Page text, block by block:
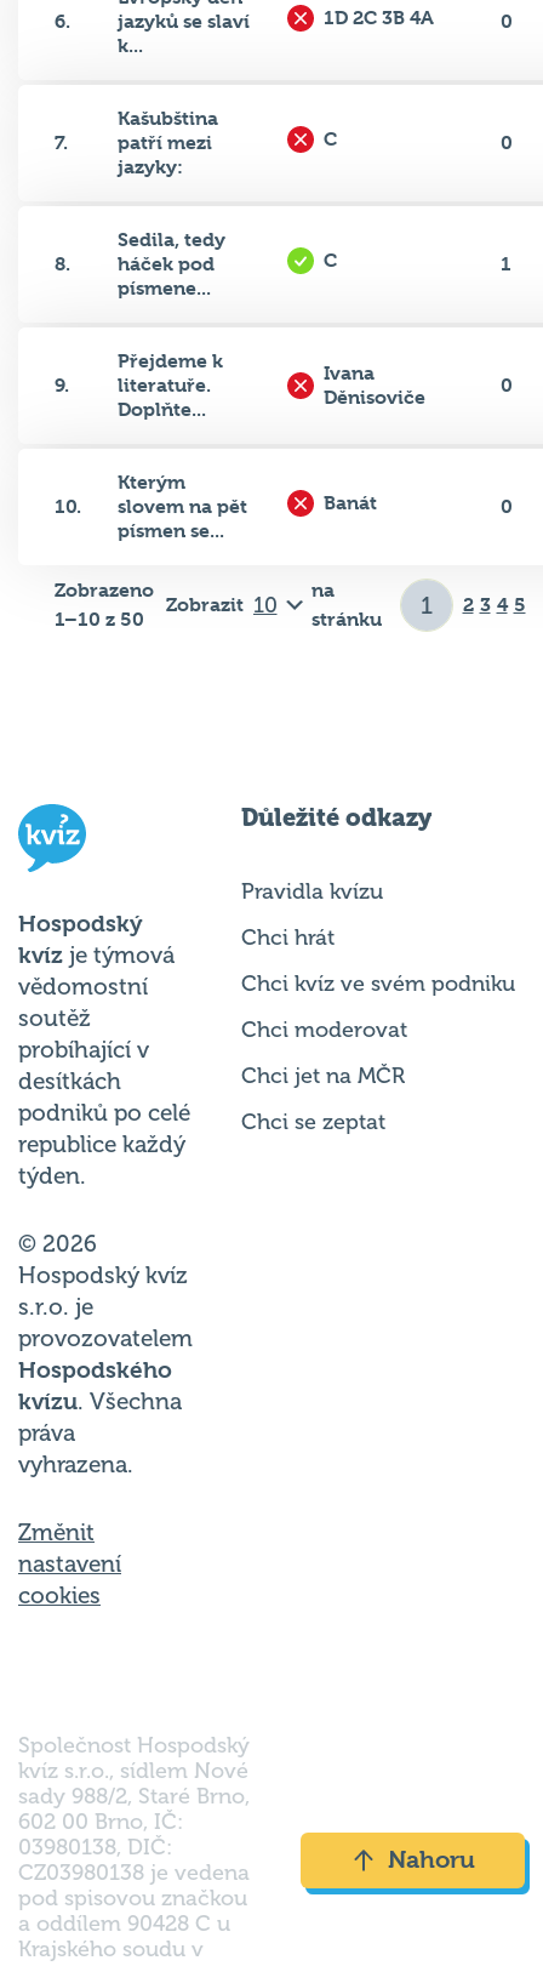
6.
jazyků se slaví
k...
1D 2C 3B 4A 0
7.
Kašubština
patří mezi
jazyky:
C 0
8.
Sedila, tedy
háček pod
písmene...
C 1
9.
Přejdeme k
literatuře.
Doplňte...
Ivana
Děnisoviče
0
10.
Kterým
slovem na pět
písmen se...
Banát 0
Zobrazeno
1–10 z 50
Zobrazit
na
stránku
2 3 4 5
Hospodský
kvíz je týmová
vědomostní
soutěž
probíhající v
desítkách
podniků po celé
republice každý
týden.
© 2026
Hospodský kvíz
s.r.o. je
provozovatelem
Hospodského
kvízu. Všechna
práva
vyhrazena.
Změnit
nastavení
cookies
Důležité odkazy
Pravidla kvízu
Chci hrát
Chci kvíz ve svém podniku
Chci moderovat
Chci jet na MČR
Chci se zeptat
Společnost Hospodský
kvíz s.r.o., sídlem Nové
sady 988/2, Staré Brno,
602 00 Brno, IČ:
03980138, DIČ:
CZ03980138 je vedena
pod spisovou značkou
a oddílem 90428 C u
Krajského soudu v
Nahoru